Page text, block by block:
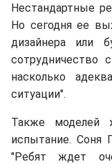
Нестандартные
Но сегодня ее
дизайнера или
сотрудничество
насколько
ситуации".
Также моделей
испытание. Соня
"Ребят ждет